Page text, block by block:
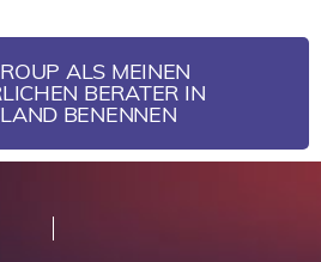
ALS MEINEN
BERATER IN
BENENNEN